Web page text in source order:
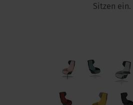
Sitzen ein.